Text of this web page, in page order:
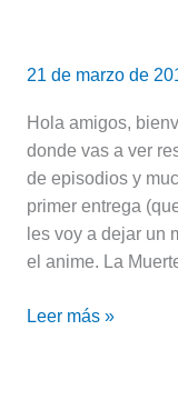
21 de marzo de
Hola amigos,
donde vas a ver
de episodios y
primer entrega
les voy a dejar un
el anime. La
muerte
Kamina
/
Tengen
Toppa
Gurren-
Lagann
Leer más »